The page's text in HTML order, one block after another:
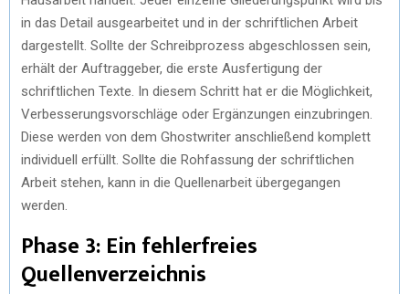
in das Detail ausgearbeitet und in der schriftlichen Arbeit
dargestellt. Sollte der Schreibprozess abgeschlossen sein,
erhält der Auftraggeber, die erste Ausfertigung der
schriftlichen Texte. In diesem Schritt hat er die Möglichkeit,
Verbesserungsvorschläge oder Ergänzungen einzubringen.
Diese werden von dem Ghostwriter anschließend komplett
individuell erfüllt. Sollte die Rohfassung der schriftlichen
Arbeit stehen, kann in die Quellenarbeit übergegangen
werden.
Phase 3: Ein fehlerfreies
Quellenverzeichnis